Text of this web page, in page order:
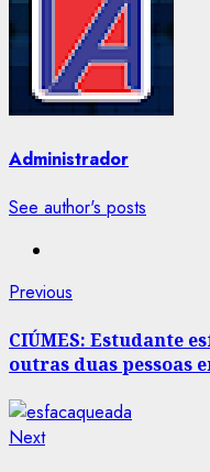
Administrador
See author's posts
Post
navigation
Previous
CIÚMES: Estudante
outras duas pessoas
NextNext